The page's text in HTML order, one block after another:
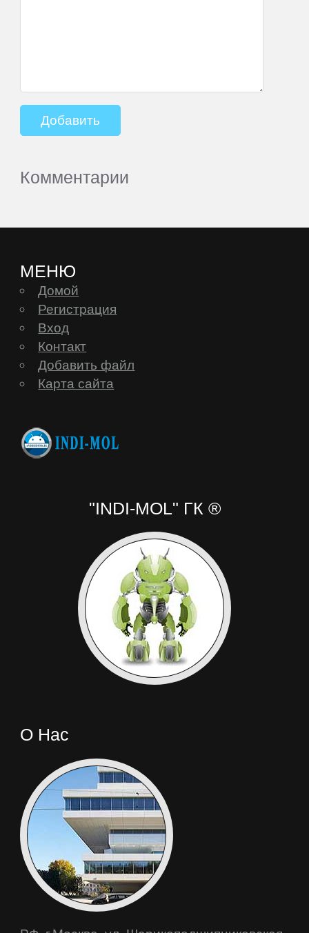
Комментарии
МЕНЮ
Домой
Регистрация
Вход
Контакт
Добавить файл
Карта сайта
"INDI-MOL" ГК ®
О Нас